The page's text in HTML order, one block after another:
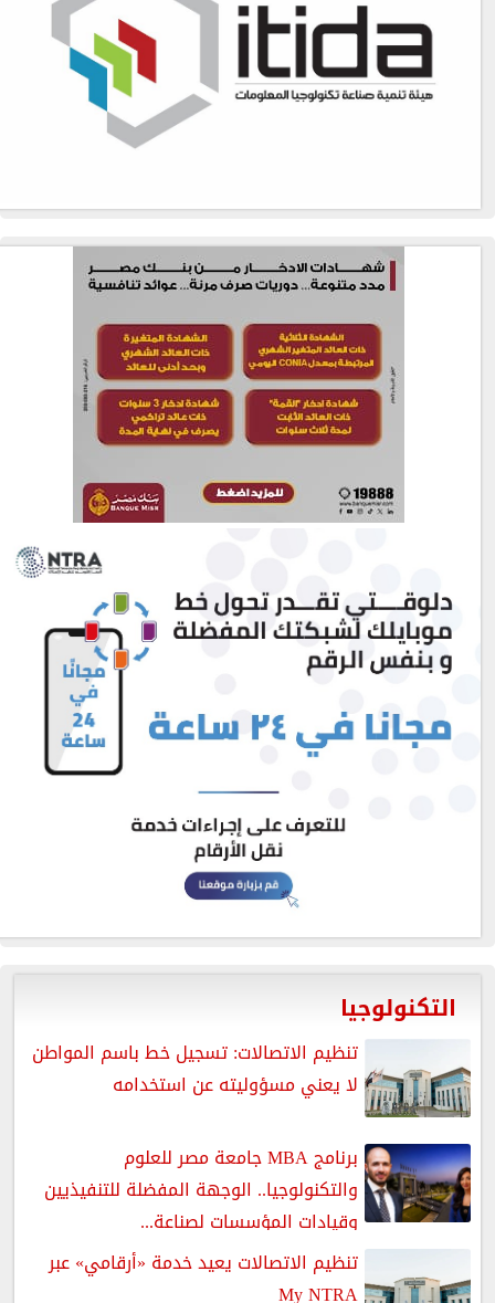
التكنولوجيا
تنظيم الاتصالات: تسجيل خط باسم المواطن
لا يعني مسؤوليته عن استخدامه
برنامج MBA جامعة مصر للعلوم
والتكنولوجيا.. الوجهة المفضلة للتنفيذيين
وقيادات المؤسسات لصناعة...
تنظيم الاتصالات يعيد خدمة «أرقامي» عبر
My NTRA